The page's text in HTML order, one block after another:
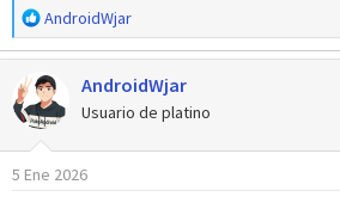
R
e
a
c
c
i
o
n
AndroidWjar
AndroidWjar
Usuario de platino
5 Ene 2026